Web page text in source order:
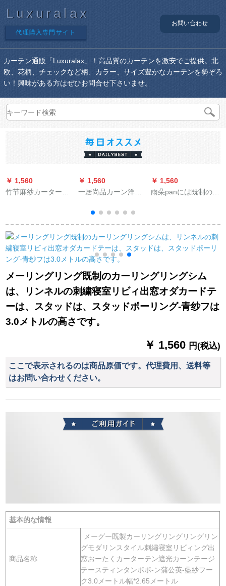
Luxuralax
代理購入専門サイト
お問い合わせ
カーテン通販「Luxuralax」！高品質のカーテンを激安でご提供。北
欧、花柄、チェックなど柄、カラー、サイズ豊かなカーテンを勢ぞろ
い！興味がある方はぜひお問合せ下さいませ。
￥ 1,560
竹节麻纱カーターの
テーン既制カーラー
テーリングテーリン
グテーリングリング
リングテーリングリ
ングリングリングリ
ングリングリングリ
ングリングリングリ
ングリングリングリ
ングシステムシステ
ム
￥ 1,560
一居尚品カーン洋风
き出し窓レガッタ新
商品既制カーン糸一
体青幅2.0メート高さ
2.7メトルホーク配纱
￥ 1,560
雨朵panには既制のカ
易完全遮光シリプロ
の部屋を出ます。寝
室の窓が小さいで
高さが1.0枚ありま
す。
メーリングリング既制のカーリングリングシム
は、リンネルの刺繍寝室リビィ出窓オダカードテ
ーは、スタッドは、スタッドポーリング-青纱フは
3.0メトルの高さです。
￥ 1,560 円(税込)
ここで表示されるのは商品原価です。代理費用、送料等
はお問い合わせください。
基本的な情報
商品名称
メーグー既製カーリングリングリングリン
グモダリンスタイル刺繡寝室リビィング出
窓おーたくカーターテン遮光カーンテージ
テースティンタンポポ-ン蒲公英-藍紗フー
ク3.0メートル幅*2.65メートル